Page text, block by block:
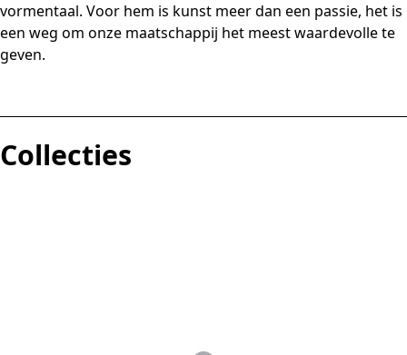
vormentaal. Voor hem is kunst meer dan een passie, het is
een weg om onze maatschappij het meest waardevolle te
geven.
Collecties